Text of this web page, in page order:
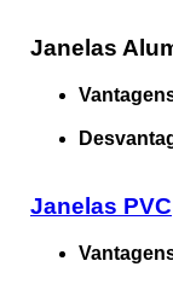
Janelas
Janelas PVC